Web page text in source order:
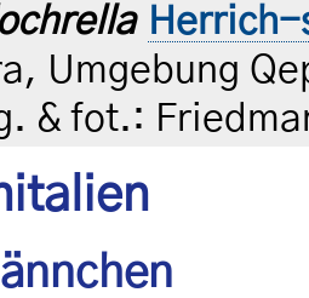
Umgebung
& fot.: